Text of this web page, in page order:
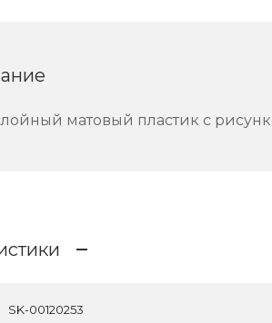
матовый пластик c
SK-00120253